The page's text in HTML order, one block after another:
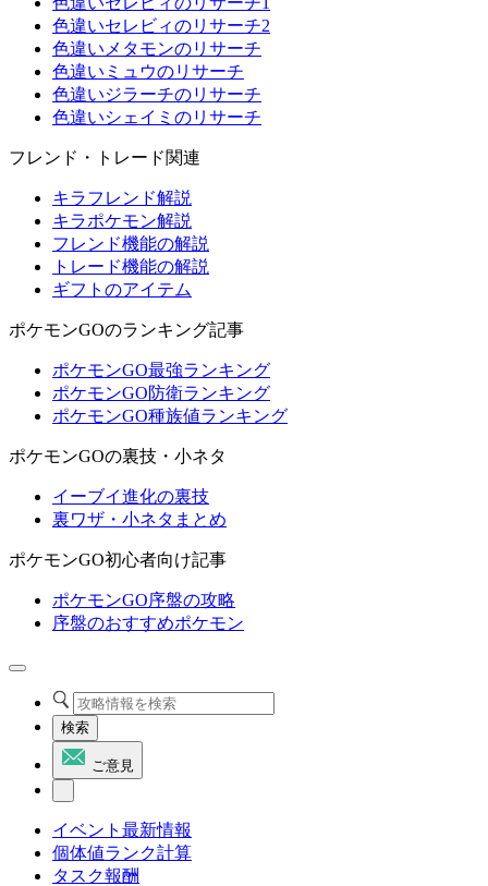
色違いセレビィのリサーチ2
色違いメタモンのリサーチ
色違いミュウのリサーチ
色違いジラーチのリサーチ
色違いシェイミのリサーチ
フレンド・トレード関連
キラフレンド解説
キラポケモン解説
フレンド機能の解説
トレード機能の解説
ギフトのアイテム
ポケモンGOのランキング記事
ポケモンGO最強ランキング
ポケモンGO防衛ランキング
ポケモンGO種族値ランキング
ポケモンGOの裏技・小ネタ
イーブイ進化の裏技
裏ワザ・小ネタまとめ
ポケモンGO初心者向け記事
ポケモンGO序盤の攻略
序盤のおすすめポケモン
検索
ご意見
イベント最新情報
個体値ランク計算
タスク報酬